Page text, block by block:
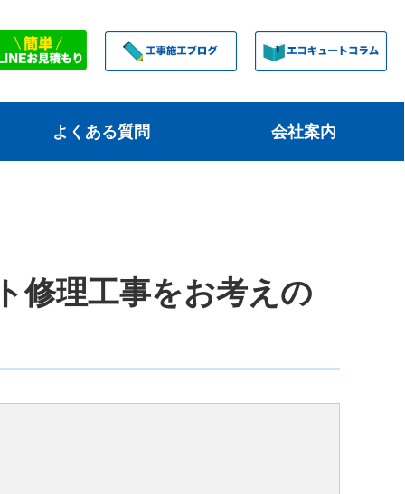
よくある質問 会社案内
修理工事をお考えの